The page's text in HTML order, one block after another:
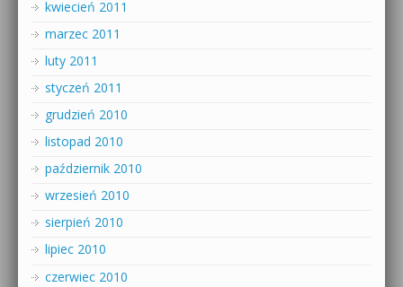
kwiecień 2011
marzec 2011
luty 2011
styczeń 2011
grudzień 2010
listopad 2010
październik 2010
wrzesień 2010
sierpień 2010
lipiec 2010
czerwiec 2010